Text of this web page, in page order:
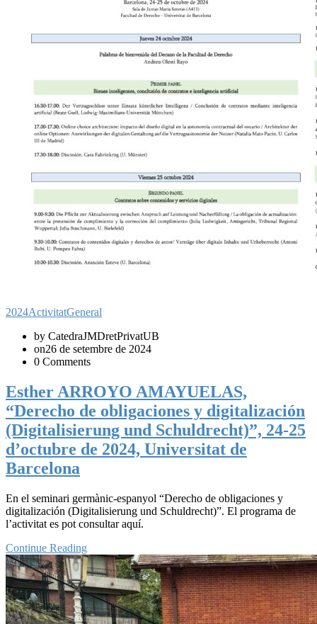
2024ActivitatGeneral
by CatedraJMDretPrivatUB
on26 de setembre de 2024
0 Comments
Esther ARROYO AMAYUELAS,
“Derecho de obligaciones y digitalización
(Digitalisierung und Schuldrecht)”, 24-25
d’octubre de 2024, Universitat de
Barcelona
En el seminari germànic-espanyol “Derecho de obligaciones y
digitalización (Digitalisierung und Schuldrecht)”. El programa de
l’activitat es pot consultar aquí.
Continue Reading